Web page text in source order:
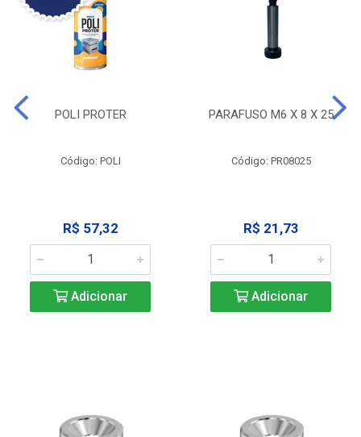
POLI PROTER
Código: POLI
R$ 57,32
Adicionar
PARAFUSO M6 X 8 X 25
Código: PR08025
R$ 21,73
Adicionar